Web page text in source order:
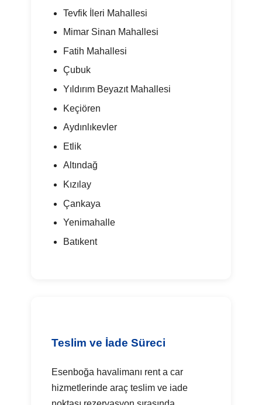
Tevfik İleri Mahallesi
Mimar Sinan Mahallesi
Fatih Mahallesi
Çubuk
Yıldırım Beyazıt Mahallesi
Keçiören
Aydınlıkevler
Etlik
Altındağ
Kızılay
Çankaya
Yenimahalle
Batıkent
Teslim ve İade Süreci
Esenboğa havalimanı rent a car
hizmetlerinde araç teslim ve iade